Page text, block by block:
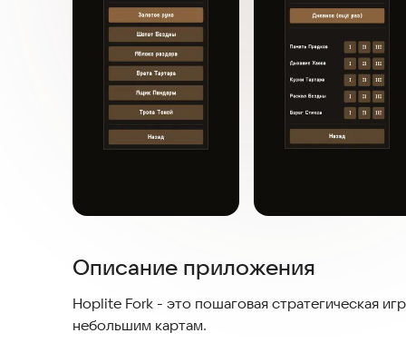
Описание приложения
Hoplite Fork - это пошаговая стратегическая
небольшим картам.